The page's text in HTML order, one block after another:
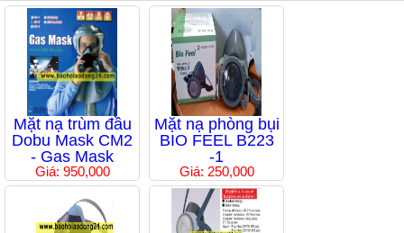
Mặt nạ trùm đầu
Dobu Mask CM2
- Gas Mask
Giá: 950,000
Mặt nạ phòng bụi
BIO FEEL B223
-1
Giá: 250,000